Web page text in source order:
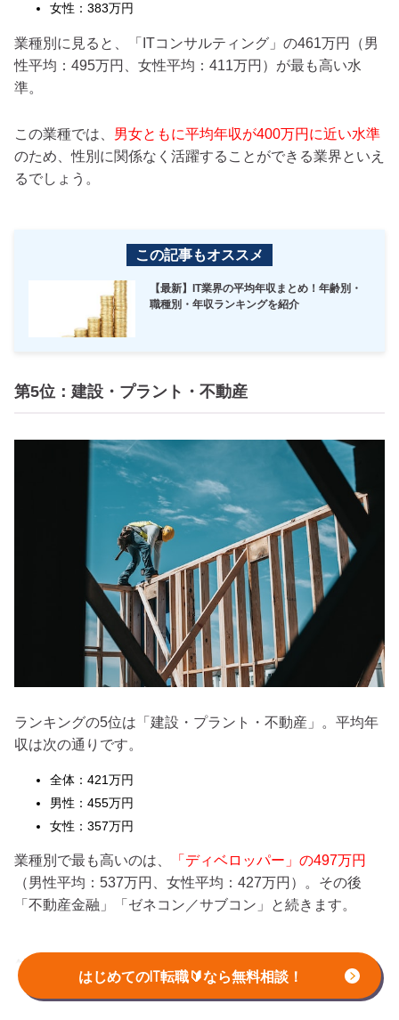
はじめてのIT転職🔰なら無料相談！
女性：383万円
業種別に見ると、「ITコンサルティング」の461万円（男
性平均：495万円、女性平均：411万円）が最も高い水
準。
この業種では、 男女ともに平均年収が400万円に近い水準
のため、性別に関係なく活躍することができる業界といえ
るでしょう。
この記事もオススメ
【最新】IT業界の平均年収まとめ！年齢別・
職種別・年収ランキングを紹介
第5位：建設・プラント・不動産
ランキングの5位は「建設・プラント・不動産」。平均年
収は次の通りです。
全体：421万円
男性：455万円
女性：357万円
業種別で最も高いのは、
「ディベロッパー」の497万円
（男性平均：537万円、女性平均：427万円）。その後
「不動産金融」「ゼネコン／サブコン」と続きます。
第6位：インターネット・広告・メディア